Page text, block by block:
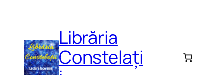
Librăria
Constelați